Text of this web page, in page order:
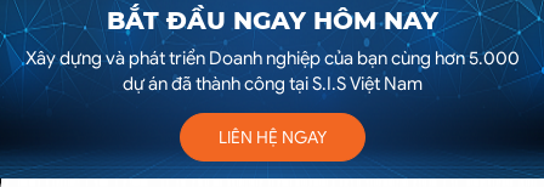
BẮT ĐẦU NGAY HÔM NAY
Xây dựng và phát triển Doanh nghiệp của bạn cùng hơn 5.000
dự án đã thành công tại S.I.S Việt Nam
LIÊN HỆ NGAY